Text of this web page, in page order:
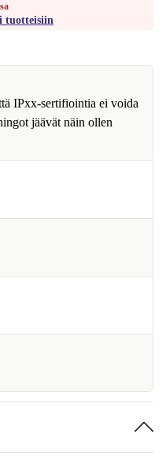
tuotteisiin
IPxx-sertifiointia ei voida
jäävät näin ollen